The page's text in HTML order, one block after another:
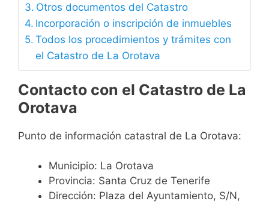
Otros documentos del Catastro
Incorporación o inscripción de inmuebles
Todos los procedimientos y trámites con
el Catastro de La Orotava
Contacto con el Catastro de La
Orotava
Punto de información catastral de La Orotava:
Municipio: La Orotava
Provincia: Santa Cruz de Tenerife
Dirección: Plaza del Ayuntamiento, S/N,